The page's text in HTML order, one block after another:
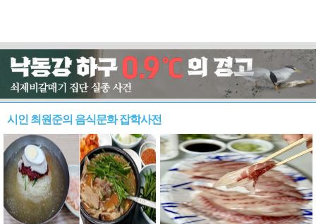
시인 최원준의 음식문화 잡학사전